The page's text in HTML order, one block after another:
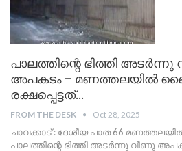
പാലത്തിന്റെ ഭിത്തി
അപകടം – മണത്തലയിൽ
രക്ഷപ്പെട്ടത്…
FROM THE DESK Oct 28, 2025
ചാവക്കാട് : ദേശീയ പാത 66
പാലത്തിന്റെ ഭിത്തി അടർന്നു വീണു